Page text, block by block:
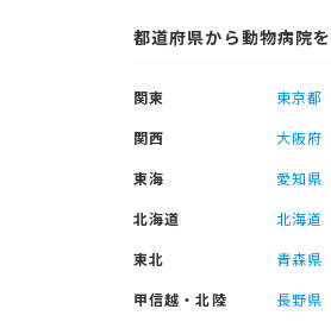
都道府県から動物病院
関東 東京都
関西
大阪府
東海
愛知県
北海道
北海道
東北
青森県
甲信越・北陸
長野県